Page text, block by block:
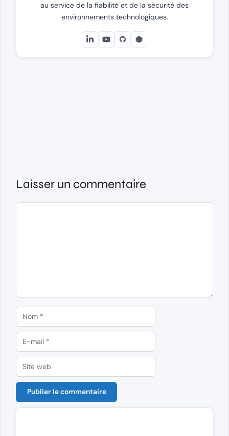
au service de la fiabilité et de la sécurité des
environnements technologiques.
Laisser un commentaire
Commentaire
Nom
E-
mail
Site
web